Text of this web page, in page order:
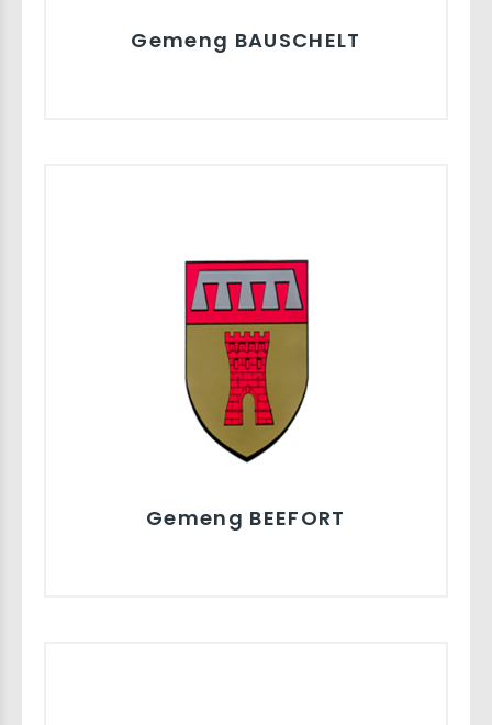
Gemeng BAUSCHELT
Gemeng BEEFORT